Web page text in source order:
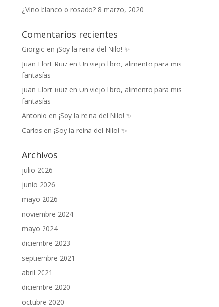
¿Vino blanco o rosado? 8 marzo, 2020
Comentarios recientes
Giorgio en ¡Soy la reina del Nilo! ✨
Juan Llort Ruizen Un viejo libro, alimento para mis
fantasías
Juan Llort Ruizen Un viejo libro, alimento para mis
fantasías
Antonio en ¡Soy la reina del Nilo! ✨
Carlos en ¡Soy la reina del Nilo! ✨
Archivos
julio 2026
junio 2026
mayo 2026
noviembre 2024
mayo 2024
diciembre 2023
septiembre 2021
abril 2021
diciembre 2020
octubre 2020